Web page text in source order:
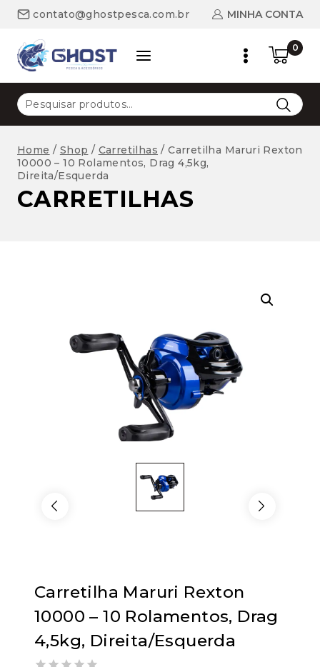
contato@ghostpesca.com.br MINHA CONTA
0
Pesquisar
por:
Home / Shop / Carretilhas / Carretilha Maruri Rexton
10000 – 10 Rolamentos, Drag 4,5kg,
Direita/Esquerda
CARRETILHAS
Carretilha Maruri Rexton
10000 – 10 Rolamentos, Drag
4,5kg, Direita/Esquerda